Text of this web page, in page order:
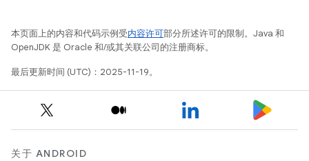
本页面上的内容和代码示例受内容许可部分所述许可的限制。Java 和
OpenJDK 是 Oracle 和/或其关联公司的注册商标。
最后更新时间 (UTC)：2025-11-19。
关于 ANDROID